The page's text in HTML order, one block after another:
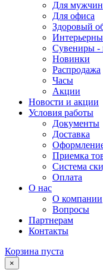
Для мужчин
Для офиса
Здоровый
Сувениры -
Новинки
Распродажа
Часы
Акции
Новости и акции
Условия работы
Документы
Доставка
Оформление
Приемка
Система
Оплата
О нас
О компании
Вопросы
Партнерам
Контакты
Корзина пуста
×